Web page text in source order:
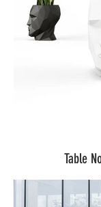
Table